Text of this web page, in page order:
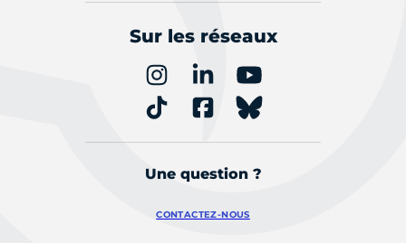
Sur les réseaux
Une question ?
CONTACTEZ-NOUS